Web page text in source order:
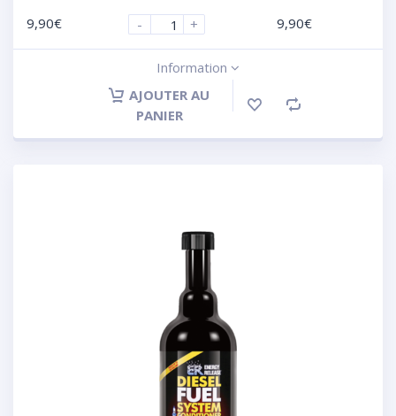
9,90€ - + 9,90€
Information
AJOUTER AU
PANIER